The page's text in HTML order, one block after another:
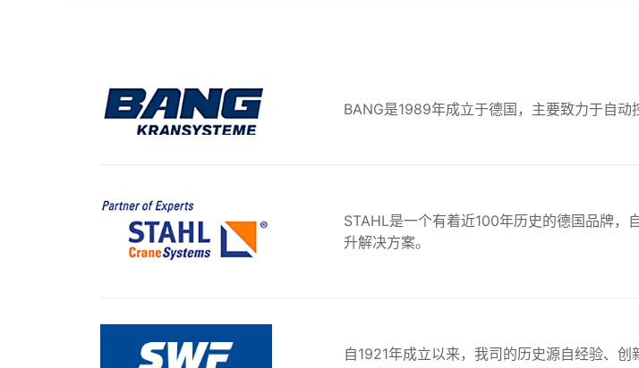
BANG是1989年成立于德国，主要致力于自动
STAHL是一个有着近100年历史的德国品牌，
升解决方案。
自1921年成立以来，我司的历史源自经验、